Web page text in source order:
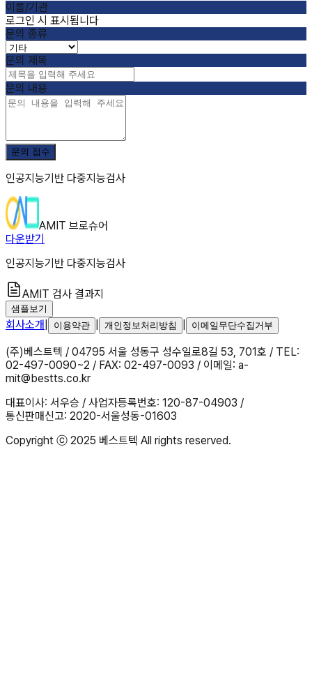
이름/기관
로그인 시 표시됩니다
문의 종류
문의 제목
문의 내용
문의 접수
인공지능기반 다중지능검사
AMIT 브로슈어
다운받기
인공지능기반 다중지능검사
AMIT 검사 결과지
샘플보기
회사소개 이용약관 개인정보처리방침 이메일무단수집거부
(주)베스트텍 / 04795 서울 성동구 성수일로8길 53, 701호 / TEL:
02-497-0090~2 / FAX: 02-497-0093 / 이메일: a-
mit@bestts.co.kr
대표이사: 서우승 / 사업자등록번호: 120-87-04903 /
통신판매신고: 2020-서울성동-01603
Copyright ⓒ 2025 베스트텍 All rights reserved.